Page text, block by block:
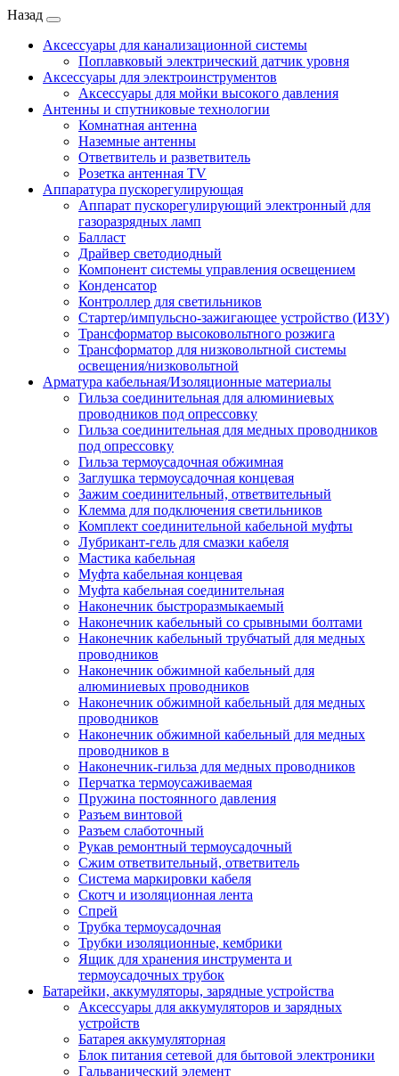
Назад
Аксессуары для канализационной системы
Поплавковый электрический датчик уровня
Аксессуары для электроинструментов
Аксессуары для мойки высокого давления
Антенны и спутниковые технологии
Комнатная антенна
Наземные антенны
Ответвитель и разветвитель
Розетка антенная TV
Аппаратура пускорегулирующая
Аппарат пускорегулирующий электронный для
газоразрядных ламп
Балласт
Драйвер светодиодный
Компонент системы управления освещением
Конденсатор
Контроллер для светильников
Стартер/импульсно-зажигающее устройство (ИЗУ)
Трансформатор высоковольтного розжига
Трансформатор для низковольтной системы
освещения/низковольтной
Арматура кабельная/Изоляционные материалы
Гильза соединительная для алюминиевых
проводников под опрессовку
Гильза соединительная для медных проводников
под опрессовку
Гильза термоусадочная обжимная
Заглушка термоусадочная концевая
Зажим соединительный, ответвительный
Клемма для подключения светильников
Комплект соединительной кабельной муфты
Лубрикант-гель для смазки кабеля
Мастика кабельная
Муфта кабельная концевая
Муфта кабельная соединительная
Наконечник быстроразмыкаемый
Наконечник кабельный со срывными болтами
Наконечник кабельный трубчатый для медных
проводников
Наконечник обжимной кабельный для
алюминиевых проводников
Наконечник обжимной кабельный для медных
проводников
Наконечник обжимной кабельный для медных
проводников в
Наконечник-гильза для медных проводников
Перчатка термоусаживаемая
Пружина постоянного давления
Разъем винтовой
Разъем слаботочный
Рукав ремонтный термоусадочный
Сжим ответвительный, ответвитель
Система маркировки кабеля
Скотч и изоляционная лента
Спрей
Трубка термоусадочная
Трубки изоляционные, кембрики
Ящик для хранения инструмента и
термоусадочных трубок
Батарейки, аккумуляторы, зарядные устройства
Аксессуары для аккумуляторов и зарядных
устройств
Батарея аккумуляторная
Блок питания сетевой для бытовой электроники
Гальванический элемент